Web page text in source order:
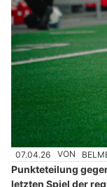
07.04.26 VON
Punkteteilung
letzten Spiel der